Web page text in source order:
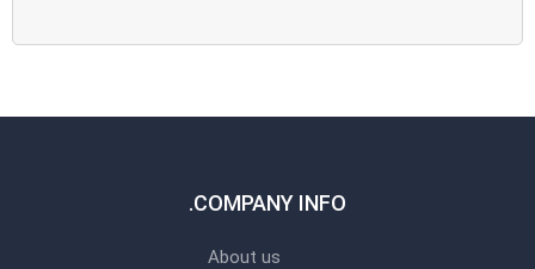
COMPANY INFO.
About us